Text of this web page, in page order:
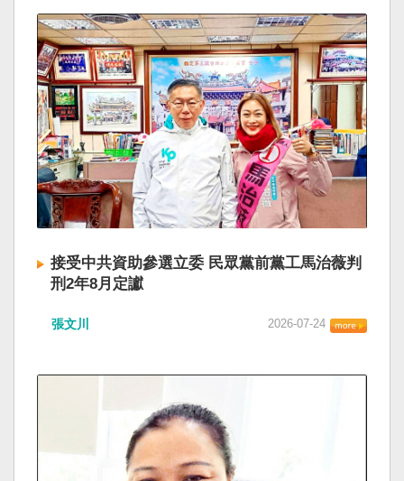
接受中共資助參選立委 民眾黨前黨工馬治薇判
刑2年8月定讞
張文川 2026-07-24